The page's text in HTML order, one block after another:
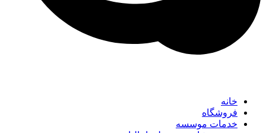
خانه
فروشگاه
خدمات موسسه